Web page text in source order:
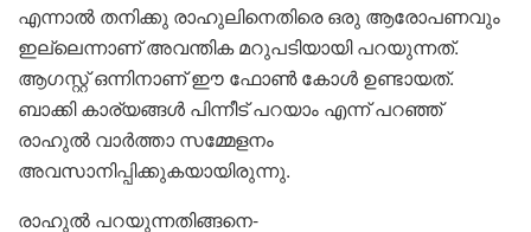
എന്നാൽ തനിക്കു രാഹുലിനെതിരെ ഒരു ആരോപണവും
ഇല്ലെന്നാണ് അവന്തിക മറുപടിയായി പറയുന്നത്.
ആഗസ്റ്റ് ഒന്നിനാണ് ഈ ഫോൺ കോൾ ഉണ്ടായത്.
ബാക്കി കാര്യങ്ങൾ പിന്നീട് പറയാം എന്ന് പറഞ്ഞ്
രാഹുൽ വാർത്താ സമ്മേളനം
അവസാനിപ്പിക്കുകയായിരുന്നു.
രാഹുൽ പറയുന്നതിങ്ങനെ-